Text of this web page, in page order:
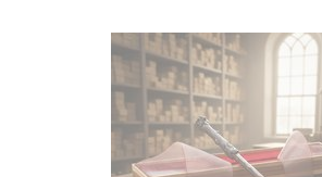
Varita de Harry Potter
Varita de Harry Potter
licencia oficial,
convertir cualquier
una pieza con presencia
desde el primer
réplica de Harry Potter
1:1 reúne acabado